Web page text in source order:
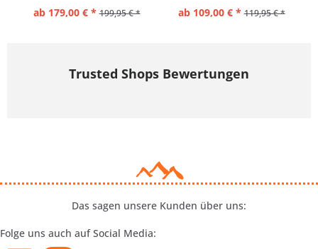
ab 179,00 € * 199,95 € * ab 109,00 € * 119,95 € *
Trusted Shops Bewertungen
Das sagen unsere Kunden über uns:
Folge uns auch auf Social Media: